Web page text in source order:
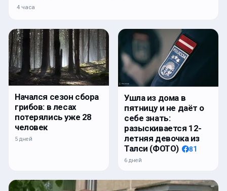
4 часа
Начался сезон сбора
грибов: в лесах
потерялись уже 28
человек
5 дней
Ушла из дома в
пятницу и не даёт о
себе знать:
разыскивается 12-
летняя девочка из
Талси (ФОТО)
81
6 дней